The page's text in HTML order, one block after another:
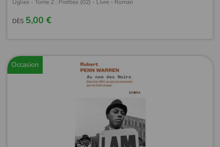
Uglies - Tome 2 : Pretties (02) - Livre - Roman
DÈS 5,00 €
Occasion